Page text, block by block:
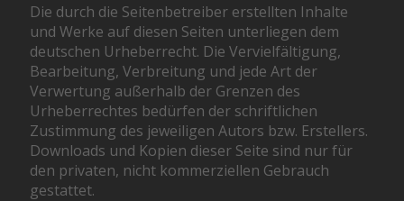
Die durch die Seitenbetreiber erstellten Inhalte
und Werke auf diesen Seiten unterliegen dem
deutschen Urheberrecht. Die Vervielfältigung,
Bearbeitung, Verbreitung und jede Art der
Verwertung außerhalb der Grenzen des
Urheberrechtes bedürfen der schriftlichen
Zustimmung des jeweiligen Autors bzw. Erstellers.
Downloads und Kopien dieser Seite sind nur für
den privaten, nicht kommerziellen Gebrauch
gestattet.